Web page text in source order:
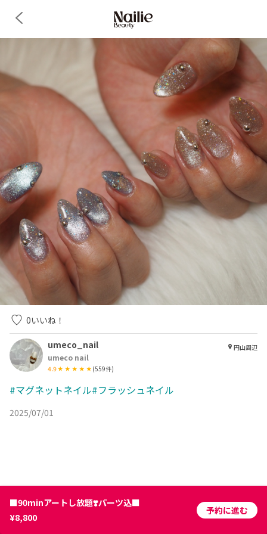
0いいね！
umeco_nail
umeco nail
4.9 (559件)
円山周辺
#マグネットネイル#フラッシュネイル
2025/07/01
■90minアートし放題❣️パーツ込■
¥8,800
予約に進む